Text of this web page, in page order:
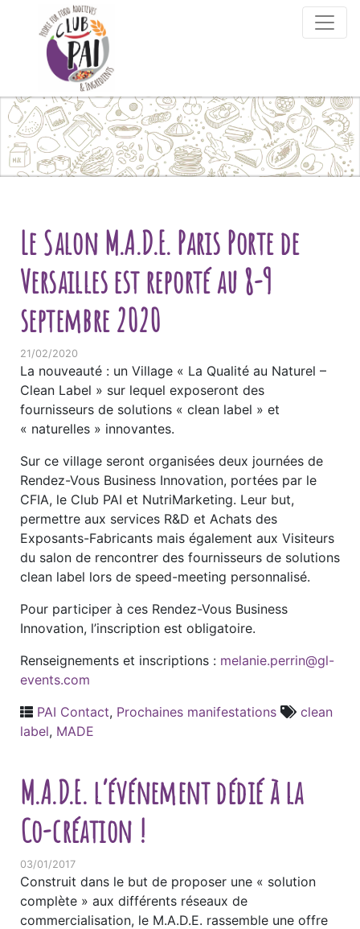
Skip to content
Le Salon M.A.D.E. Paris Porte de
Versailles est reporté au 8-9
septembre 2020
21/02/2020
La nouveauté : un Village « La Qualité au Naturel –
Clean Label » sur lequel exposeront des
fournisseurs de solutions « clean label » et
« naturelles » innovantes.
Sur ce village seront organisées deux journées de
Rendez-Vous Business Innovation, portées par le
CFIA, le Club PAI et NutriMarketing. Leur but,
permettre aux services R&D et Achats des
Exposants-Fabricants mais également aux Visiteurs
du salon de rencontrer des fournisseurs de solutions
clean label lors de speed-meeting personnalisé.
Pour participer à ces Rendez-Vous Business
Innovation, l’inscription est obligatoire.
Renseignements et inscriptions : melanie.perrin@gl-
events.com
PAI Contact, Prochaines manifestations
clean
label, MADE
M.A.D.E. l’événement dédié à la
Co-création !
03/01/2017
Construit dans le but de proposer une « solution
complète » aux différents réseaux de
commercialisation, le M.A.D.E. rassemble une offre